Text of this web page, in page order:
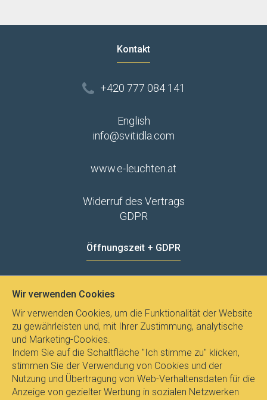
Kontakt
+420 777 084 141
English
info@svitidla.com
www.e-leuchten.at
Widerruf des Vertrags
GDPR
Öffnungszeit + GDPR
Wir verwenden Cookies
Wir verwenden Cookies, um die Funktionalität der Website
zu gewährleisten und, mit Ihrer Zustimmung, analytische
und Marketing-Cookies.
Indem Sie auf die Schaltfläche "Ich stimme zu" klicken,
stimmen Sie der Verwendung von Cookies und der
Nutzung und Übertragung von Web-Verhaltensdaten für die
Anzeige von gezielter Werbung in sozialen Netzwerken